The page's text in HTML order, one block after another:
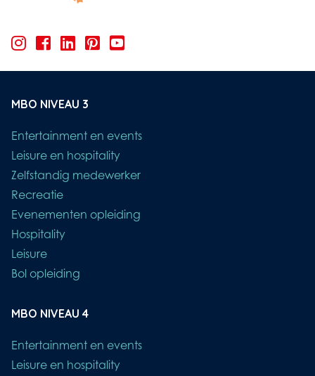
MBO NIVEAU 3
Entertainment en events
Leisure en hospitality
Zelfstandig medewerker
Recreatie
Evenementen opleiding
Hospitality
Leisure
Bol opleiding
MBO NIVEAU 4
Entertainment en events
Leisure en hospitality